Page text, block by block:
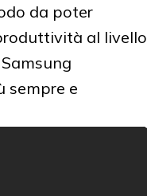
da poter
al livello
sempre e